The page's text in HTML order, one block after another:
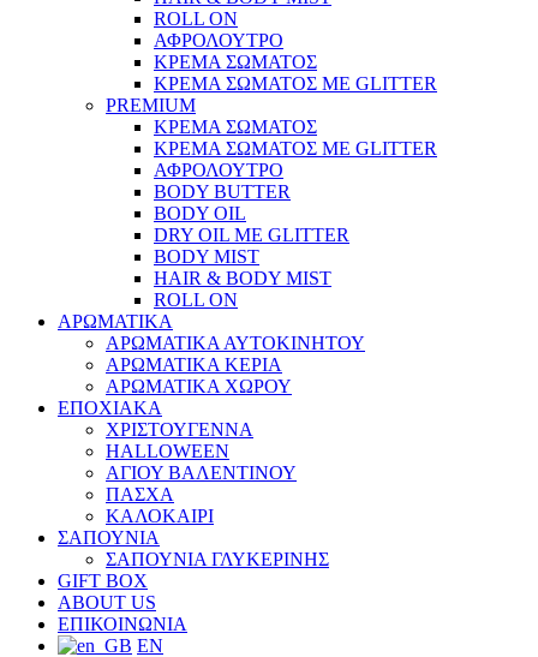
ROLL ON
ΑΦΡΟΛΟΥΤΡΟ
ΚΡΕΜΑ ΣΩΜΑΤΟΣ
ΚΡΕΜΑ ΣΩΜΑΤΟΣ ΜΕ GLITTER
PREMIUM
ΚΡΕΜΑ ΣΩΜΑΤΟΣ
ΚΡΕΜΑ ΣΩΜΑΤΟΣ ΜΕ GLITTER
ΑΦΡΟΛΟΥΤΡΟ
BODY BUTTER
BODY OIL
DRY OIL ΜΕ GLITTER
BODY MIST
HAIR & BODY MIST
ROLL ON
ΑΡΩΜΑΤΙΚΑ
ΑΡΩΜΑΤΙΚΑ ΑΥΤΟΚΙΝΗΤΟΥ
ΑΡΩΜΑΤΙΚΑ ΚΕΡΙΑ
ΑΡΩΜΑΤΙΚΑ ΧΩΡΟΥ
ΕΠΟΧΙΑΚΑ
ΧΡΙΣΤΟΥΓΕΝΝΑ
HALLOWEEN
ΑΓΙΟΥ ΒΑΛΕΝΤΙΝΟΥ
ΠΑΣΧΑ
ΚΑΛΟΚΑΙΡΙ
ΣΑΠΟΥΝΙΑ
ΣΑΠΟΥΝΙΑ ΓΛΥΚΕΡΙΝΗΣ
GIFT BOX
ABOUT US
ΕΠΙΚΟΙΝΩΝΙΑ
EN